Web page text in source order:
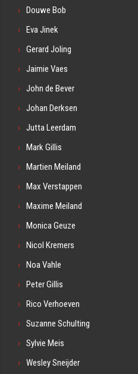
Douwe Bob
Eva Jinek
Gerard Joling
Jaimie Vaes
John de Bever
Johan Derksen
Jutta Leerdam
Mark Gillis
Martien Meiland
Max Verstappen
Maxime Meiland
Monica Geuze
Nicol Kremers
Noa Vahle
Peter Gillis
Rico Verhoeven
Suzanne Schulting
Sylvie Meis
Wesley Sneijder